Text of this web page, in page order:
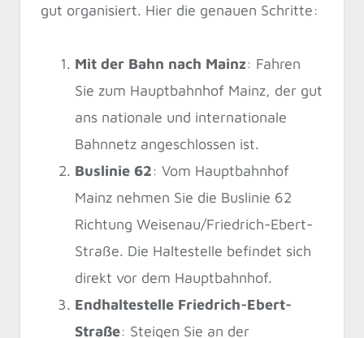
gut organisiert. Hier die genauen Schritte:
Mit der Bahn nach Mainz: Fahren
Sie zum Hauptbahnhof Mainz, der gut
ans nationale und internationale
Bahnnetz angeschlossen ist.
Buslinie 62: Vom Hauptbahnhof
Mainz nehmen Sie die Buslinie 62
Richtung Weisenau/Friedrich-Ebert-
Straße. Die Haltestelle befindet sich
direkt vor dem Hauptbahnhof.
Endhaltestelle Friedrich-Ebert-
Straße: Steigen Sie an der